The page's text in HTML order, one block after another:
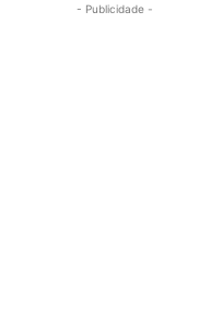
- Publicidade -